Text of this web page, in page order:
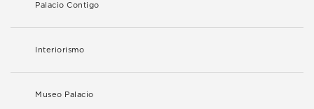
Palacio Contigo
Interiorismo
Museo Palacio